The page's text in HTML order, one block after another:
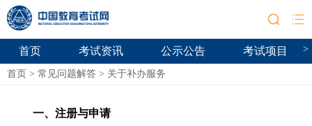
首页 考试资讯 公示公告 考试项目 >
首页 > 常见问题解答 > 关于补办服务
一、注册与申请